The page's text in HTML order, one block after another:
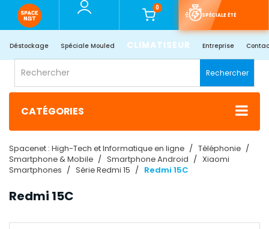
0
SPÉCIALE ÉTÉ
Déstockage Spéciale Mouled CLIMATISEUR Entreprise
Rechercher
CATÉGORIES
Spacenet : High-Tech et Informatique en ligne
Téléphonie
Smartphone & Mobile
Smartphone Android
Xiaomi
Smartphones
Série Redmi 15 Redmi 15C
Redmi 15C